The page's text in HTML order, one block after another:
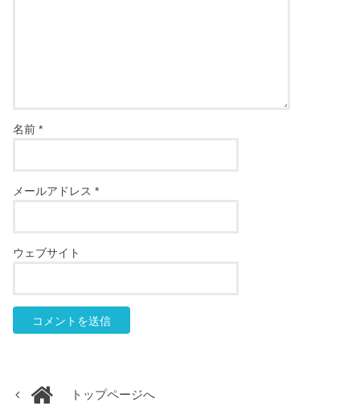
名前*
メールアドレス*
ウェブサイト
トップページへ